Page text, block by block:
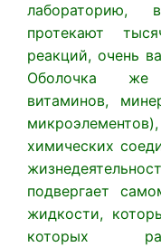
лабораторию,
протекают
реакций, очень
Оболочка же
витаминов,
химических
подвергает
жидкости,
которых